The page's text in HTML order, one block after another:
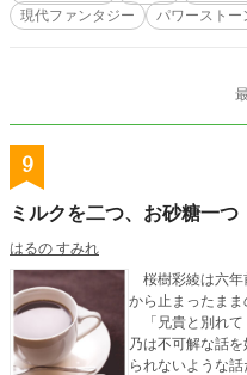
現代ファンタジー
パワーストー
9
ミルクを二つ、お砂糖一つ
はるの すみれ
桜樹彩綾は六年
から止まったまま
「兄貴と別れてくれないか？
乃は不可解な話
られないような